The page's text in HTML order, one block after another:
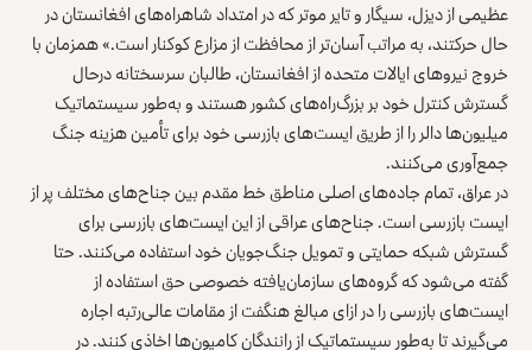
عظیمی از دیزل، سیگار و تایر موتر که در امتداد شاهراه‌های افغانستان در
حال حرکتند، به مراتب آسان‌تر از محافظت از مزارع کوکنار است.» همزمان با
خروج نیروهای ایالات متحده از افغانستان، طالبان سرسختانه درحال
گسترش کنترل خود بربزرگ‌راه‌‌های کشورهستند و به‌طور سیستماتیک
میلیون‌ها دالررا از طریق ایست‌های بازرسی خود برای تأمین هزینه جنگ
جمع‌آوری می‌کنند.
در عراق، تمام جاده‌های اصلی مناطق خط مقدم بین جناح‌های مختلف پر از
ایست بازرسی است. جناح‌های عراقی از این ایست‌های بازرسی برای
گسترش شبکه حمایتیو تمویل جنگ‌جویان خود استفاده می‌کنند. حتا
گفته می‌شود که گروه‌های سازمان‌یافته خصوصی حق استفاده از
ایست‌های بازرسی را در ازای مبالغ هنگفت از مقامات عالی‌رتبه اجاره
می‌گیرند تابه‌طور سیستماتیک از رانندگان کامیون‌ها اخاذی کنند. در